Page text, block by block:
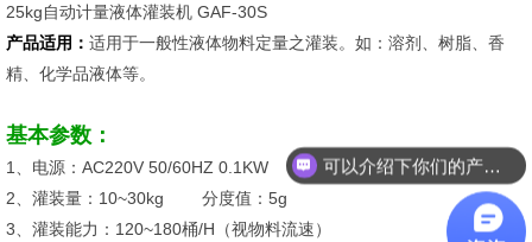
25kg自动计量液体灌装机 GAF-30S
产品适用： 适用于一般性液体物料定量之灌装。如：溶剂、树脂、香
精、化学品液体等。
基本参数：
1、电源：AC220V 50/60HZ 0.1KW 气源：0.5~0.7 Mpa
2、灌装量：10~30kg 分度值：5g
3、灌装能力：120~180桶/H（视物料流速）
可以介绍下你们的产品么？